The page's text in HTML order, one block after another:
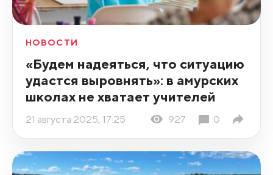
НОВОСТИ
«Будем надеяться, что ситуацию
удастся выровнять»: в амурских
школах не хватает учителей
21 августа 2025, 17:25 927 0